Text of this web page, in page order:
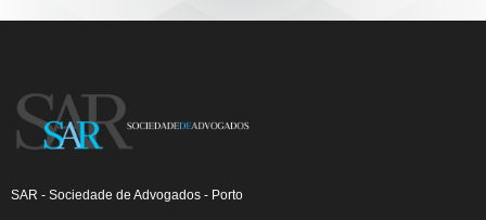
SAR - Sociedade de Advogados - Porto